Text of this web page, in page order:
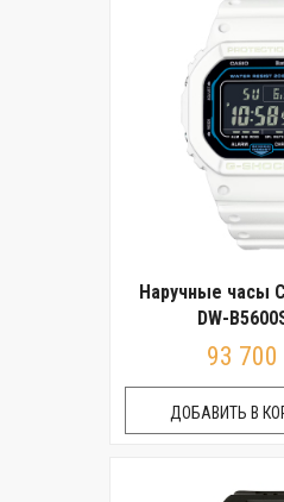
Наручные часы
DW-
93 700
ДОБАВИТЬ В